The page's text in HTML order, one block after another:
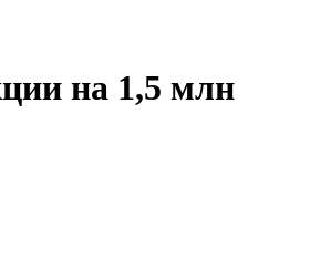
на 1,5 млн